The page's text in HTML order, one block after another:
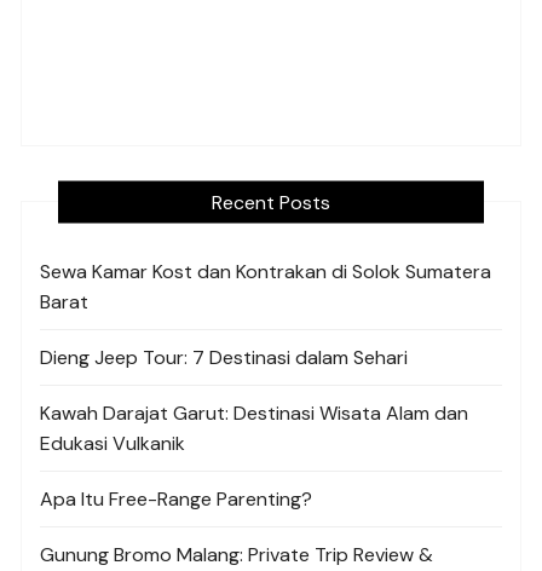
Recent Posts
Sewa Kamar Kost dan Kontrakan di Solok Sumatera
Barat
Dieng Jeep Tour: 7 Destinasi dalam Sehari
Kawah Darajat Garut: Destinasi Wisata Alam dan
Edukasi Vulkanik
Apa Itu Free-Range Parenting?
Gunung Bromo Malang: Private Trip Review &